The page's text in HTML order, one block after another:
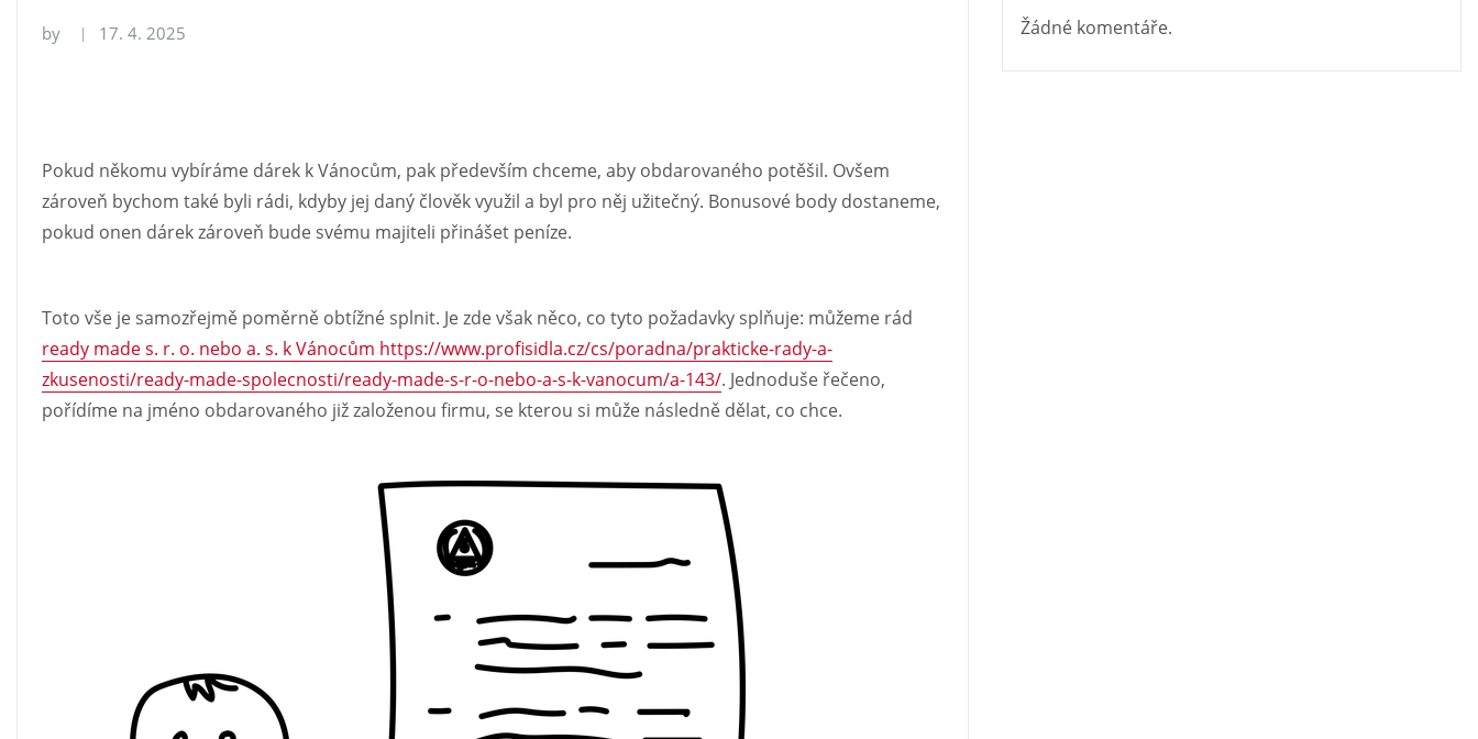
by 17. 4. 2025
Pokud někomu vybíráme dárek k Vánocům, pak především chceme, aby obdarovaného potěšil. Ovšem
zároveň bychom také byli rádi, kdyby jej daný člověk využil a byl pro něj užitečný. Bonusové body dostaneme,
pokud onen dárek zároveň bude svému majiteli přinášet peníze.
Toto vše je samozřejmě poměrně obtížné splnit. Je zde však něco, co tyto požadavky splňuje: můžeme rád
ready made s. r. o. nebo a. s. k Vánocům https://www.profisidla.cz/cs/poradna/prakticke-rady-a-
zkusenosti/ready-made-spolecnosti/ready-made-s-r-o-nebo-a-s-k-vanocum/a-143/. Jednoduše řečeno,
pořídíme na jméno obdarovaného již založenou firmu, se kterou si může následně dělat, co chce.
Žádné komentáře.